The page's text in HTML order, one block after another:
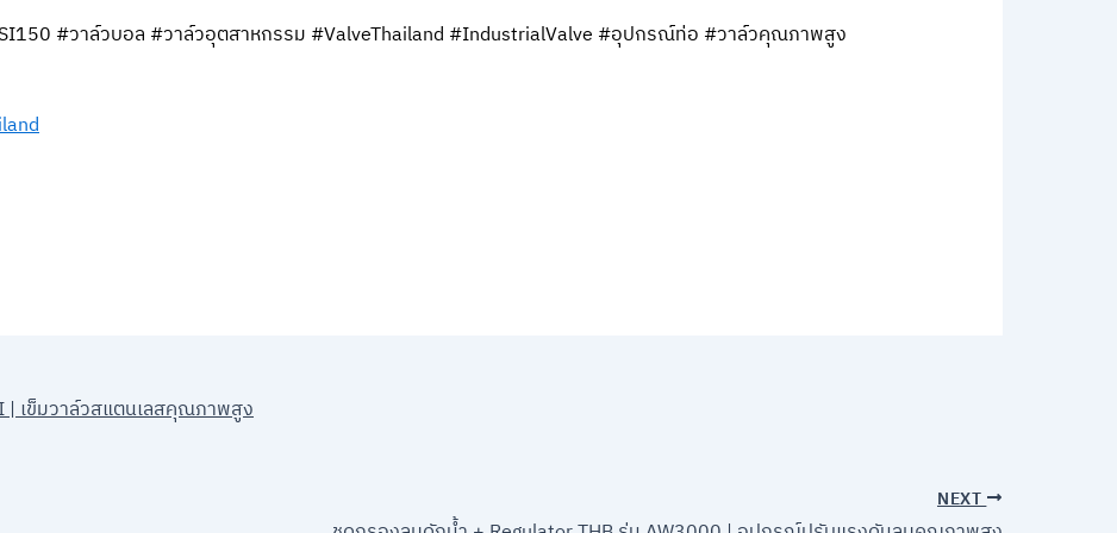
#วาล์วบอล #วาล์วอุตสาหกรรม #ValveThailand #IndustrialValve #อุปกรณ์ท่อ #วาล์วคุณภาพสูง
| เข็มวาล์วสแตนเลสคุณภาพสูง
NEXT